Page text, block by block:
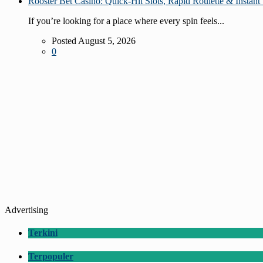
If you’re looking for a place where every spin feels...
Posted August 5, 2026
0
Advertising
Terkini
Terpopuler